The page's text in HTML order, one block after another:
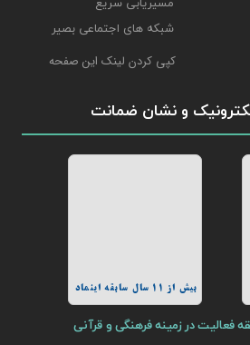
و نشان ضمانت
بیش از 11 سال سابقه اینماد
مسیریابی سریع
شبکه های اجتماعی بصیر
کپی کردن لینک این صفحه